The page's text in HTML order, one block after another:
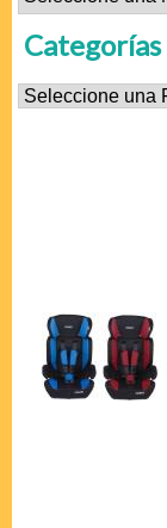
Categorías